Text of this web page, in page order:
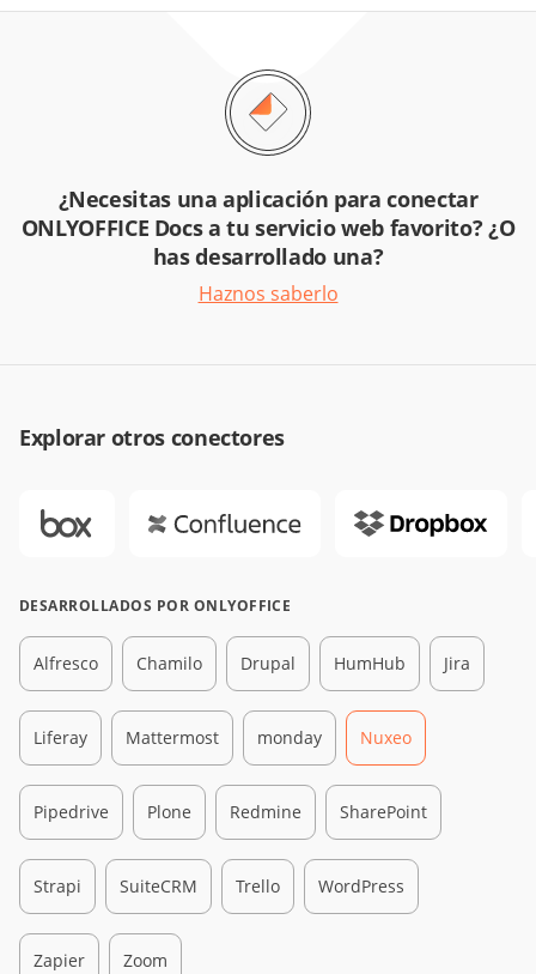
¿Necesitas una aplicación para conectar
ONLYOFFICE Docs a tu servicio web favorito? ¿O
has desarrollado una?
Haznos saberlo
Explorar otros conectores
DESARROLLADOS POR ONLYOFFICE
Alfresco Chamilo Drupal HumHub Jira
Liferay Mattermost monday Nuxeo
Pipedrive Plone Redmine SharePoint
Strapi SuiteCRM Trello WordPress
Zapier Zoom